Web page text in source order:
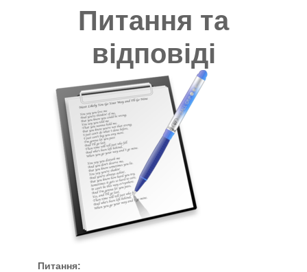
Питання та
відповіді
Питання: